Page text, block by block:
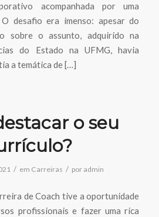
acompanhada por uma
desafio era imenso: apesar do
sobre o assunto, adquirido na
do Estado na UFMG, havia
a temática de […]
o seu
/ em Carreiras / por admin
de Coach tive a oportunidade
profissionais e fazer uma rica